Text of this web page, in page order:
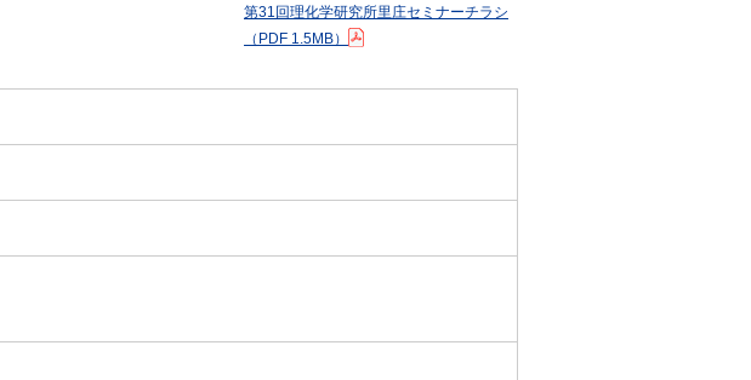
第31回理化学研究所里庄セミナーチラシ
（PDF 1.5MB）